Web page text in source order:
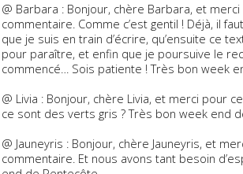
@ Barbara : Bonjour, chère Barbara, et
commentaire. Comme c’est gentil ! Déjà, il
que je suis en train d’écrire, qu’ensuite ce
pour paraître, et enfin que je poursuive le
commencé… Sois patiente ! Très bon week
@ Livia : Bonjour, chère Livia, et merci pour
ce sont des verts gris ? Très bon week end
@ Jauneyris : Bonjour, chère Jauneyris, et
commentaire. Et nous avons tant besoin